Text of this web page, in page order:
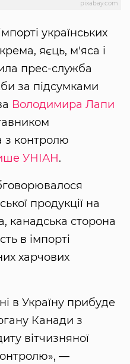
pixabay.com
українських
яєць, м'яса і
прес-служба
за підсумками
Володимира Лапи
з контролю
УНІАН.
продукції на
канадська сторона
в імпорті
харчових
в Україну прибуде
Канади з
вітчизняної
—